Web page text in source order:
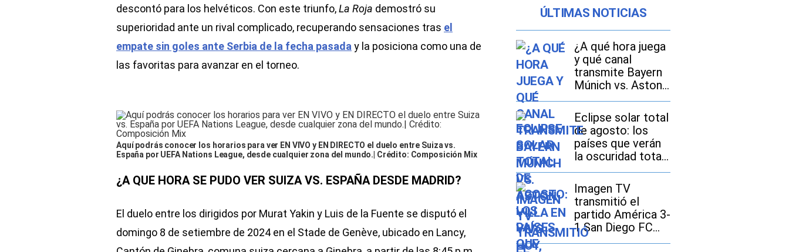
descontó para los helvéticos. Con este triunfo,La Roja demostró su
superioridad ante un rival complicado, recuperando sensaciones tras el
empate sin goles ante Serbia de la fecha pasaday la posiciona como una de
las favoritas para avanzar en el torneo.
Aquí podrás conocer los horarios para ver EN VIVO y EN DIRECTO el duelo entre Suiza vs.
España por UEFA Nations League, desde cualquier zona del mundo.| Crédito: Composición Mix
¿A QUE HORA SE PUDO VER SUIZA VS. ESPAÑA DESDE MADRID?
El duelo entre los dirigidos por Murat Yakin y Luis de la Fuente se disputó el
domingo 8 de setiembre de 2024 en el Stade de Genève, ubicado en Lancy,
ÚLTIMAS NOTICIAS
¿A qué hora juega
y qué canal
transmite Bayern
Múnich vs. Aston
Villa EN VIVO hoy,
con Luis Díaz, por
amistoso 2026 en
México, Estados
Unidos y España?
Eclipse solar total
de agosto: los
países que verán
la oscuridad total
y dónde se
disfrutará mejor
Imagen TV
transmitió el
partido América 3-
1 San Diego FC
por la Leagues